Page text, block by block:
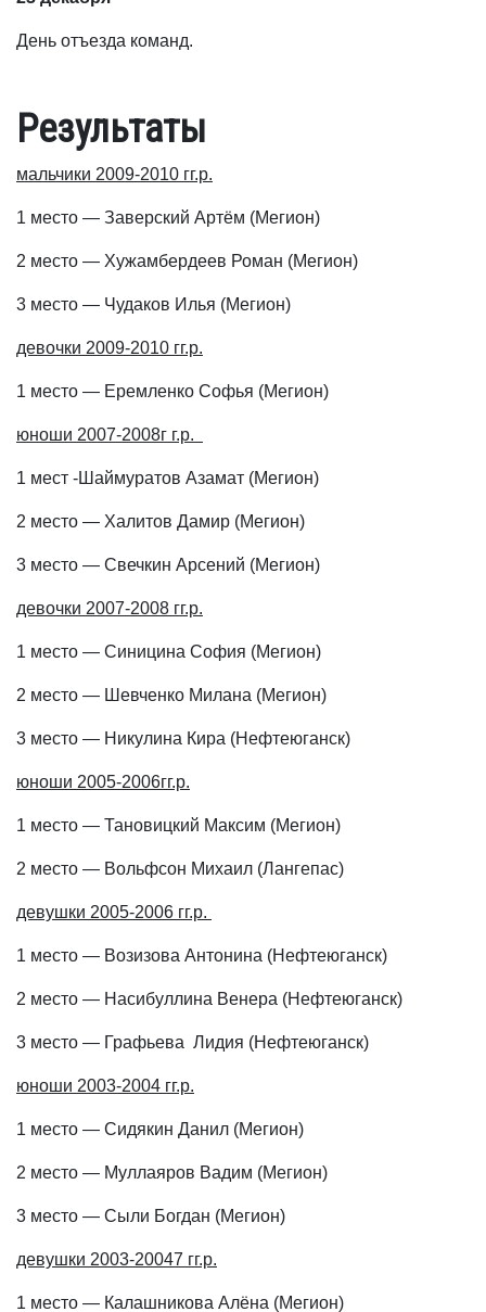
День отъезда команд.
Результаты
мальчики 2009-2010 гг.р.
1 место — Заверский Артём (Мегион)
2 место — Хужамбердеев Роман (Мегион)
3 место — Чудаков Илья (Мегион)
девочки 2009-2010 гг.р.
1 место — Еремленко Софья (Мегион)
юноши 2007-2008г г.р.
1 мест -Шаймуратов Азамат (Мегион)
2 место — Халитов Дамир (Мегион)
3 место — Свечкин Арсений (Мегион)
девочки 2007-2008 гг.р.
1 место — Синицина София (Мегион)
2 место — Шевченко Милана (Мегион)
3 место — Никулина Кира (Нефтеюганск)
юноши 2005-2006гг.р.
1 место — Тановицкий Максим (Мегион)
2 место — Вольфсон Михаил (Лангепас)
девушки 2005-2006 гг.р.
1 место — Возизова Антонина (Нефтеюганск)
2 место — Насибуллина Венера (Нефтеюганск)
3 место — Графьева Лидия (Нефтеюганск)
юноши 2003-2004 гг.р.
1 место — Сидякин Данил (Мегион)
2 место — Муллаяров Вадим (Мегион)
3 место — Сыли Богдан (Мегион)
девушки 2003-20047 гг.р.
1 место — Калашникова Алёна (Мегион)